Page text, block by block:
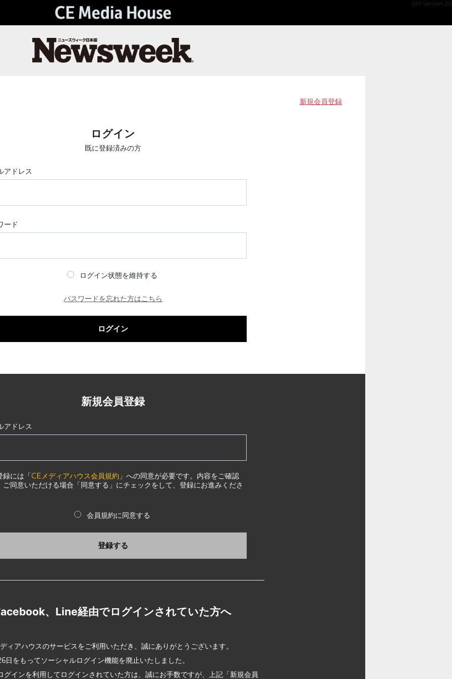
API Version 2.0
新規会員登録
ログイン
既に登録済みの方
アドレス
ード
ログイン状態を維持する
パスワードを忘れた方はこちら
ログイン
新規会員登録
アドレス
録には「CEメディアハウス会員規約 」への同意が必要です。内容をご確認
ご同意いただける場合「同意する」にチェックをして、登録にお進みくださ
会員規約に同意する
登録する
、Line経由でログインされていた方へ
ィアハウスのサービスをご利用いただき、誠にありがとうございます。
日をもってソーシャルログイン機能を廃止いたしました。
グインを利用してログインされていた方は、誠にお手数ですが、上記「新規会員